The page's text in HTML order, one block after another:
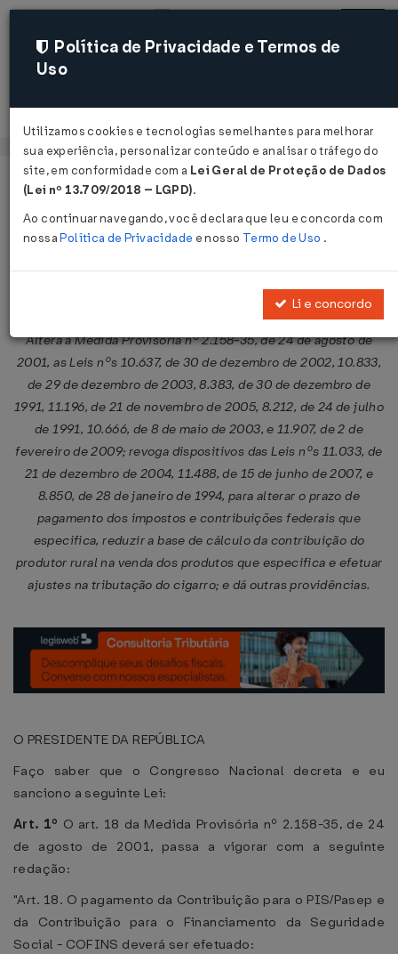
Acessar
Página Inicial Legislações
Lei Nº 11933 DE 28/04/2009
Publicado no DOU em 29 abr 2009
Altera a Medida Provisória nº 2.158-35, de 24 de agosto de
2001, as Leis nºs 10.637, de 30 de dezembro de 2002, 10.833,
de 29 de dezembro de 2003, 8.383, de 30 de dezembro de
1991, 11.196, de 21 de novembro de 2005, 8.212, de 24 de julho
de 1991, 10.666, de 8 de maio de 2003, e 11.907, de 2 de
fevereiro de 2009; revoga dispositivos das Leis nºs 11.033, de
21 de dezembro de 2004, 11.488, de 15 de junho de 2007, e
8.850, de 28 de janeiro de 1994, para alterar o prazo de
pagamento dos impostos e contribuições federais que
especifica, reduzir a base de cálculo da contribuição do
produtor rural na venda dos produtos que especifica e efetuar
ajustes na tributação do cigarro; e dá outras providências.
O PRESIDENTE DA REPÚBLICA
Faço saber que o Congresso Nacional decreta e eu
sanciono a seguinte Lei:
Art. 1º O art. 18 da Medida Provisória nº 2.158-35, de 24
de agosto de 2001, passa a vigorar com a seguinte
redação:
"Art. 18. O pagamento da Contribuição para o PIS/Pasep e
da Contribuição para o Financiamento da Seguridade
Social - COFINS deverá ser efetuado:
Política de Privacidade e Termos de
Uso
Utilizamos cookies e tecnologias semelhantes para melhorar
sua experiência, personalizar conteúdo e analisar o tráfego do
site, em conformidade com a Lei Geral de Proteção de Dados
(Lei nº 13.709/2018 – LGPD).
Ao continuar navegando, você declara que leu e concorda com
nossaPolítica de Privacidade e nosso Termo de Uso .
Li e concordo